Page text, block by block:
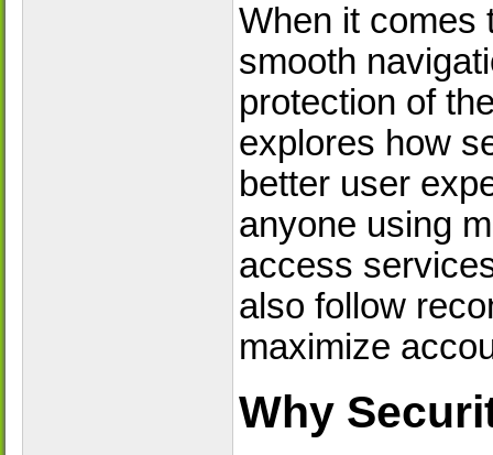
When it comes
smooth
protection of
explores how
better user
anyone using
access
also follow
maximize
Why